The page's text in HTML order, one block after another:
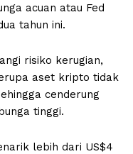
acuan atau Fed
tahun ini.
risiko kerugian,
aset kripto tidak
cenderung
tinggi.
lebih dari US$4